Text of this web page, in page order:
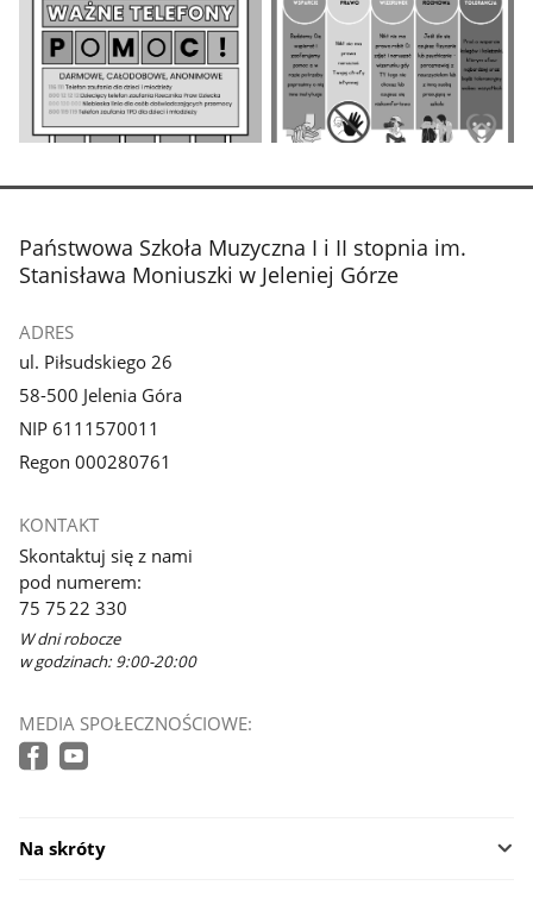
zdjęcie
galerii.
zdjęcie
galerii.
stopka
Państwowa Szkoła Muzyczna I i II stopnia im.
Stanisława Moniuszki w Jeleniej Górze
ADRES
ul. Piłsudskiego 26
58-500 Jelenia Góra
NIP 6111570011
Regon 000280761
KONTAKT
Skontaktuj się z nami
pod numerem:
75 75 22 330
W dni robocze
w godzinach: 9:00-20:00
MEDIA SPOŁECZNOŚCIOWE:
Na skróty